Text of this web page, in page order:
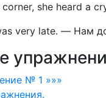
she heard a
very late. — Нам
№ 1 »»»